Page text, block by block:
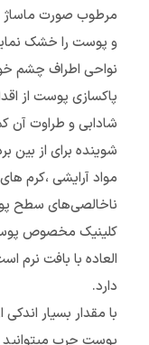
مرطوب صورت ماساژ
و پوست را خشک
نواحی اطراف چشم
پاکسازی پوست از
شادابی و طراوت آن
شوینده برای از بین
مواد آرایشی ،کرم
ناخالصی‌های سطح
کلینیک مخصوص
العاده با بافت نرم
دارد.
با مقدار بسیار